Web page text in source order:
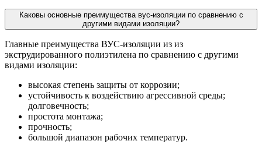
Каковы основные преимущества вус-изоляции по сравнению с
другими видами изоляции?
Главные преимущества ВУС-изоляции из из
экструдированного полиэтилена по сравнению с другими
видами изоляции:
высокая степень защиты от коррозии;
устойчивость к воздействию агрессивной среды;
долговечность;
простота монтажа;
прочность;
большой диапазон рабочих температур.